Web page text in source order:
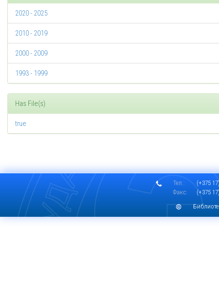
2020 - 2025
2010 - 2019
2000 - 2009
1993 - 1999
Has File(s)
true
Тел.:
(+375
Факс:
(+375